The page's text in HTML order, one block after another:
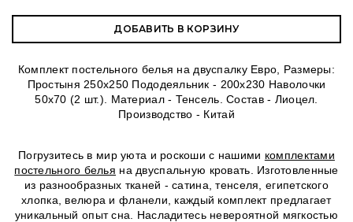
ДОБАВИТЬ В КОРЗИНУ
Комплект постельного белья на двуспалку Евро, Размеры:
Простыня 250х250 Пододеяльник - 200х230 Наволочки
50х70 (2 шт.). Материал - Тенсель. Состав - Лиоцел.
Производство - Китай
Погрузитесь в мир уюта и роскоши с нашими комплектами
постельного белья на двуспальную кровать. Изготовленные
из разнообразных тканей - сатина, тенселя, египетского
хлопка, велюра и фланели, каждый комплект предлагает
уникальный опыт сна. Насладитесь невероятной мягкостью